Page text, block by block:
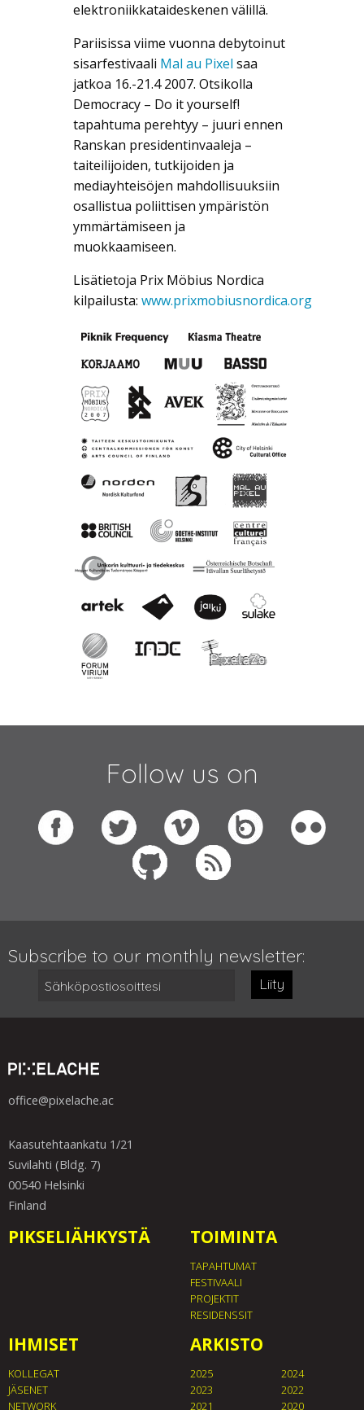
elektroniikkataideskenen välillä.
Pariisissa viime vuonna debytoinut
sisarfestivaali Mal au Pixel saa
jatkoa 16.-21.4 2007. Otsikolla
Democracy – Do it yourself!
tapahtuma perehtyy – juuri ennen
Ranskan presidentinvaaleja –
taiteilijoiden, tutkijoiden ja
mediayhteisöjen mahdollisuuksiin
osallistua poliittisen ympäristön
ymmärtämiseen ja
muokkaamiseen.
Lisätietoja Prix Möbius Nordica
kilpailusta: www.prixmobiusnordica.org
Follow us on
Subscribe to our monthly newsletter:
Liity
office@pixelache.ac
Kaasutehtaankatu 1/21
Suvilahti (Bldg. 7)
00540 Helsinki
Finland
PIKSELIÄHKYSTÄ TOIMINTA
TAPAHTUMAT
FESTIVAALI
PROJEKTIT
RESIDENSSIT
IHMISET
KOLLEGAT
JÄSENET
NETWORK
ARKISTO
2025
2024
2023
2022
2021
2020